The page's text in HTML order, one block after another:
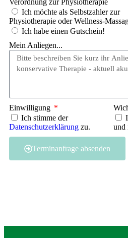
Verordnung zur Physiotherapie
Ich möchte als Selbstzahler zur
Physiotherapie oder Wellness-
Ich habe einen Gutschein!
Mein Anliegen...
Einwilligung
Ich stimme der
Datenschutzerklärung zu.
und
Terminanfrage absenden